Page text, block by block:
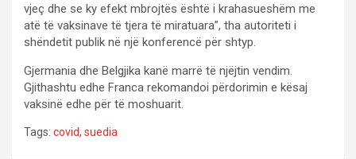
vjeç dhe se ky efekt mbrojtës është i krahasueshëm me
atë të vaksinave të tjera të miratuara”, tha autoriteti i
shëndetit publik në një konferencë për shtyp.
Gjermania dhe Belgjika kanë marrë të njëjtin vendim.
Gjithashtu edhe Franca rekomandoi përdorimin e kësaj
vaksinë edhe për të moshuarit.
Tags: covid, suedia